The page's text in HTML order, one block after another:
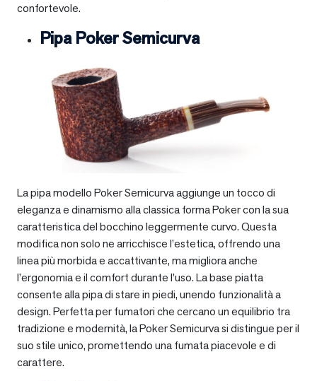
confortevole.
Pipa Poker Semicurva
La pipa modello Poker Semicurva aggiunge un tocco di
eleganza e dinamismo alla classica forma Poker con la sua
caratteristica del bocchino leggermente curvo. Questa
modifica non solo ne arricchisce l’estetica, offrendo una
linea più morbida e accattivante, ma migliora anche
l’ergonomia e il comfort durante l’uso. La base piatta
consente alla pipa di stare in piedi, unendo funzionalità a
design. Perfetta per fumatori che cercano un equilibrio tra
tradizione e modernità, la Poker Semicurva si distingue per il
suo stile unico, promettendo una fumata piacevole e di
carattere.